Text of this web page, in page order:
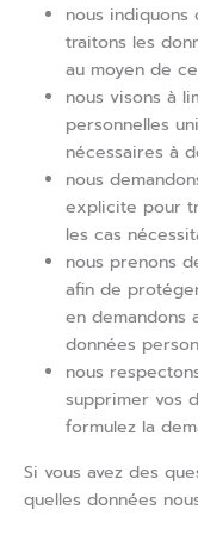
nous indiquons
traitons les
au moyen de
nous visons à
personnelles
nécessaires à
nous
explicite pour
les cas
nous prenons
afin de
en demandons
données
nous
supprimer vos
formulez la
Si vous avez des
quelles données